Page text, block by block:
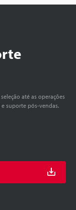
até as operações
suporte pós-vendas.